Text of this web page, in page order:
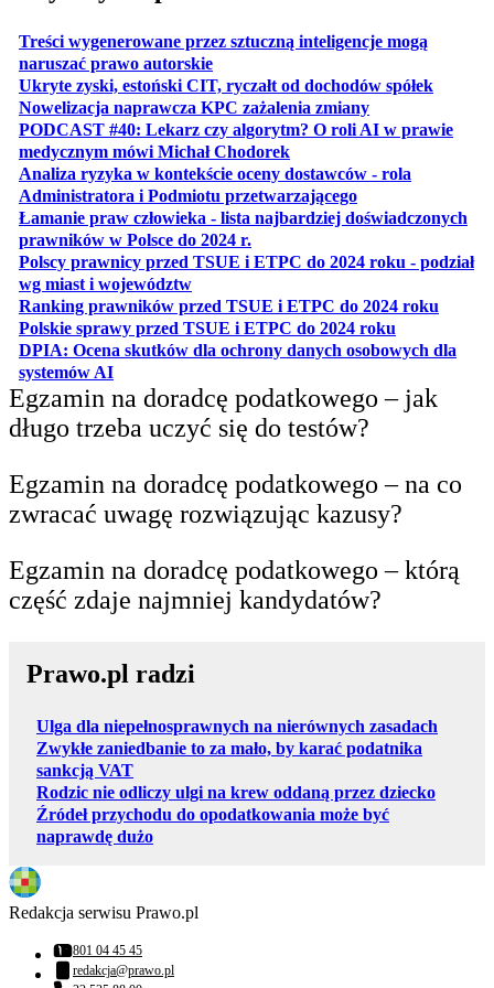
Treści wygenerowane przez sztuczną inteligencje mogą
naruszać prawo autorskieotwiera się w nowej karcie
Ukryte zyski, estoński CIT, ryczałt od dochodów spółekotwiera
Nowelizacja naprawcza KPC zażalenia zmianyotwiera się w
PODCAST #40: Lekarz czy algorytm? O roli AI w prawie
medycznym mówi Michał Chodorekotwiera się w nowej karcie
Analiza ryzyka w kontekście oceny dostawców - rola
Administratora i Podmiotu przetwarzającegootwiera się w
Łamanie praw człowieka - lista najbardziej doświadczonych
prawników w Polsce do 2024 r.
Polscy prawnicy przed TSUE i ETPC do 2024 roku - podział
wg miast i województwotwiera się w nowej karcie
Ranking prawników przed TSUE i ETPC do 2024 roku
Polskie sprawy przed TSUE i ETPC do 2024 roku
DPIA: Ocena skutków dla ochrony danych osobowych dla
systemów AIotwiera się w nowej karcie
Egzamin na doradcę podatkowego – jak
długo trzeba uczyć się do testów?
Egzamin na doradcę podatkowego – na co
zwracać uwagę rozwiązując kazusy?
Egzamin na doradcę podatkowego – którą
część zdaje najmniej kandydatów?
Prawo.pl radzi
Ulga dla niepełnosprawnych na nierównych zasadach
Zwykłe zaniedbanie to za mało, by karać podatnika
sankcją VAT
Rodzic nie odliczy ulgi na krew oddaną przez dziecko
Źródeł przychodu do opodatkowania może być
naprawdę dużo
Redakcja serwisu Prawo.pl
Numer telefonu:
801 04 45 45
Adres email:
redakcja@prawo.pl